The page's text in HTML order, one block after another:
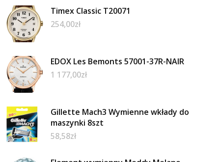
Timex Classic T20071
254,00zł
EDOX Les Bemonts 57001-37R-NAIR
1 177,00zł
Gillette Mach3 Wymienne wkłady do
maszynki 8szt
58,58zł